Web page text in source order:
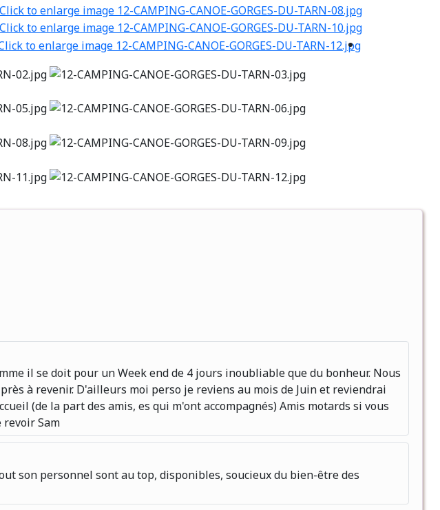
il se doit pour un Week end de 4 jours inoubliable que du bonheur. Nous
à revenir. D'ailleurs moi perso je reviens au mois de Juin et reviendrai
(de la part des amis, es qui m'ont accompagnés) Amis motards si vous
Sam
son personnel sont au top, disponibles, soucieux du bien-être des